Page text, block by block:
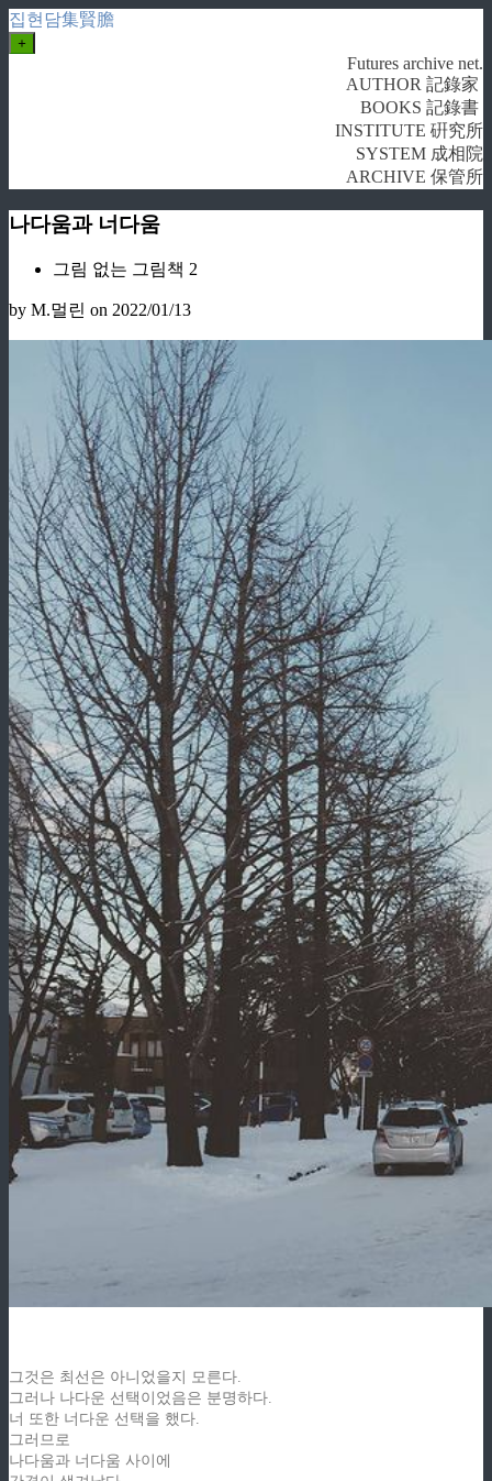
집현담集賢膽
+
Futures archive net.
AUTHOR 記錄家
BOOKS 記錄書
INSTITUTE 硏究所
SYSTEM 成相院
ARCHIVE 保管所
나다움과 너다움
그림 없는 그림책 2
by M.멀린 on 2022/01/13
그것은 최선은 아니었을지 모른다.
그러나 나다운 선택이었음은 분명하다.
너 또한 너다운 선택을 했다.
그러므로
나다움과 너다움 사이에